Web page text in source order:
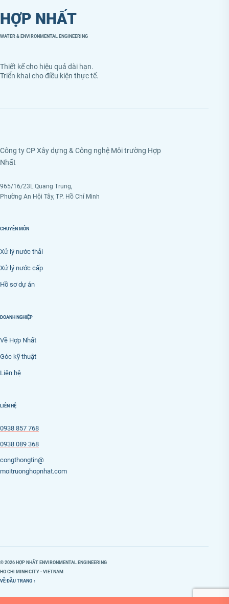
HỢP NHẤT
WATER & ENVIRONMENTAL ENGINEERING
Thiết kế cho hiệu quả dài hạn.
Triển khai cho điều kiện thực tế.
Công ty CP Xây dựng & Công nghệ Môi trường Hợp
Nhất
965/16/23L Quang Trung,
Phường An Hội Tây, TP. Hồ Chí Minh
CHUYÊN MÔN
Xử lý nước thải
Xử lý nước cấp
Hồ sơ dự án
DOANH NGHIỆP
Về Hợp Nhất
Góc kỹ thuật
Liên hệ
LIÊN HỆ
0938 857 768
0938 089 368
congthongtin@
moitruonghopnhat.com
© 2026 HỢP NHẤT ENVIRONMENTAL ENGINEERING
HO CHI MINH CITY · VIETNAM
VỀ ĐẦU TRANG ↑